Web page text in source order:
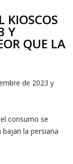
KIOSCOS
Y
QUE LA
consumo se
la persiana